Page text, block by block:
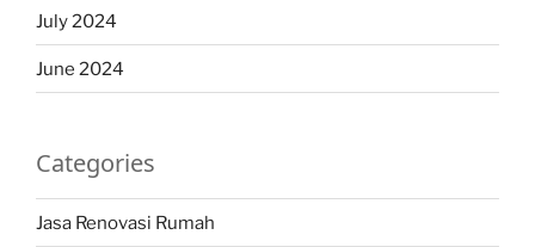
July 2024
June 2024
Categories
Jasa Renovasi Rumah